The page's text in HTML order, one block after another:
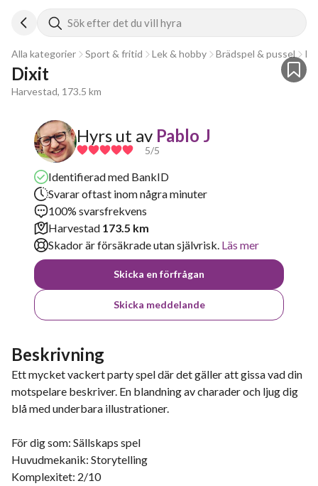
Sök efter det du vill hyra
Alla kategorier Sport & fritid Lek & hobby Brädspel & pussel
Dixit
Harvestad, 173.5 km
Hyrs ut av Pablo J
5/5
Identifierad med BankID
Svarar oftast inom några minuter
100% svarsfrekvens
Harvestad 173.5 km
Skador är försäkrade utan självrisk. Läs mer
Skicka en förfrågan
Skicka meddelande
Beskrivning
Ett mycket vackert party spel där det gäller att gissa vad din
motspelare beskriver. En blandning av charader och ljug dig
blå med underbara illustrationer.
För dig som: Sällskaps spel
Huvudmekanik: Storytelling
Komplexitet: 2/10